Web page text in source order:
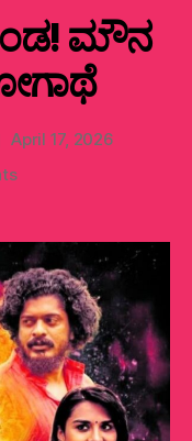
ಮೌನ
April 17, 2026
on
ಕೆಂಡ!
ಮೌನ
ನಾರಿಯ
ಯಶೋಗಾಥೆ